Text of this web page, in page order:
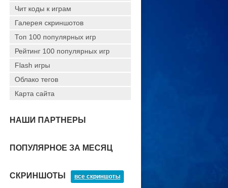
Чит коды к играм
Галерея скриншотов
Топ 100 популярных игр
Рейтинг 100 популярных игр
Flash игры
Облако тегов
Карта сайта
НАШИ ПАРТНЕРЫ
ПОПУЛЯРНОЕ ЗА МЕСЯЦ
СКРИНШОТЫ все скриншоты